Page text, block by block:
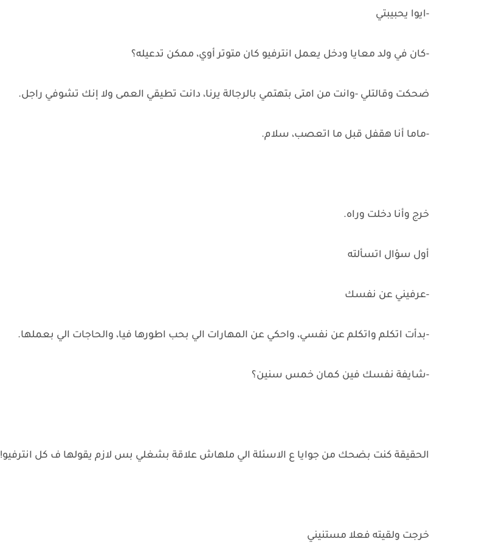
-ايوا يحبيبتي
-كان في ولد معايا ودخل يعمل انترفيو كان متوتر أوي، ممكن تدعيله؟
ضحكت وقالتلي -وانت من امتى بتهتمي بالرجالة يرنا، دانت تطيقي العمى ولا إنك تشوفي راجل.
-ماما أنا هقفل قبل ما اتعصب، سلام.
خرج وأنا دخلت وراه.
أول سؤال اتسألته
-عرفيني عن نفسك
-بدأت اتكلم واتكلم عن نفسي، واحكي عن المهارات الي بحب اطورها فيا، والحاجات الي بعملها.
-شايفة نفسك فين كمان خمس سنين؟
الحقيقة كنت بضحك من جوايا ع الاسئلة الي ملهاش علاقة بشغلي بس لازم يقولها ف كل انترفيو!
خرجت ولقيته فعلا مستنيني